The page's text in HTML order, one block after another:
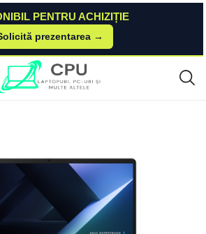
PENTRU ACHIZIȚIE
prezentarea →
ASUS ExpertBook B1 (B1503) ASUS